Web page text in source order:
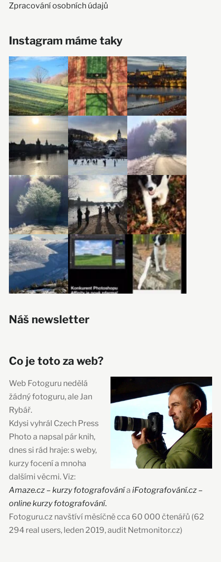
Zpracování osobních údajů
Instagram máme taky
Náš newsletter
Co je toto za web?
Web Fotoguru nedělá
žádný fotoguru, ale Jan
Rybář.
Kdysi vyhrál Czech Press
Photo a napsal pár knih,
dnes si rád hraje: s weby,
kurzy focení a mnoha
dalšími věcmi. Viz:
Amaze.cz – kurzy fotografovánía iFotografování.cz –
online kurzy fotografování.
Fotoguru.cz navštíví měsíčně cca 60 000 čtenářů (62
294 real users, leden 2019, audit Netmonitor.cz)